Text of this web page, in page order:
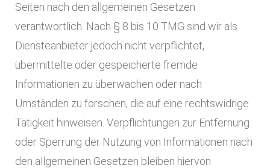
Seiten nach den allgemeinen Gesetzen
verantwortlich. Nach § 8 bis 10 TMG sind wir als
Diensteanbieter jedoch nicht verpflichtet,
übermittelte oder gespeicherte fremde
Informationen zu überwachen oder nach
Umständen zu forschen, die auf eine rechtswidrige
Tätigkeit hinweisen. Verpflichtungen zur Entfernung
oder Sperrung der Nutzung von Informationen nach
den allgemeinen Gesetzen bleiben hiervon